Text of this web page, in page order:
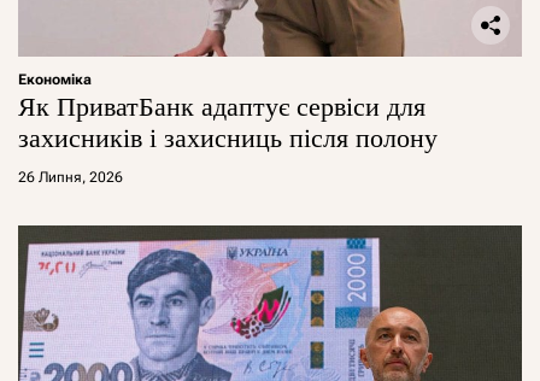
Економіка
Як ПриватБанк адаптує сервіси для
захисників і захисниць після полону
26 Липня, 2026